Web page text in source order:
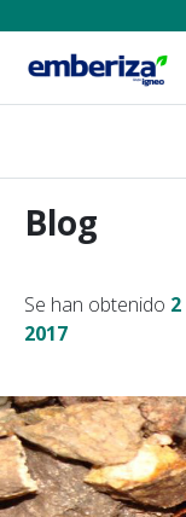
Blog
Se han obtenido 2
2017